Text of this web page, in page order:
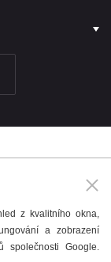
z kvalitního okna,
a zobrazení
Google.